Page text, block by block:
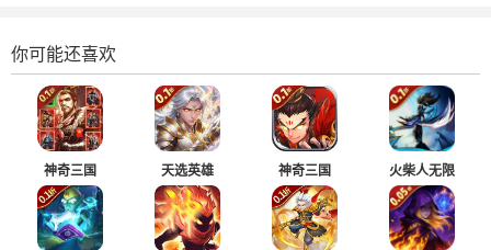
你可能还喜欢
神奇三国 天选英雄 神奇三国 火柴人无限